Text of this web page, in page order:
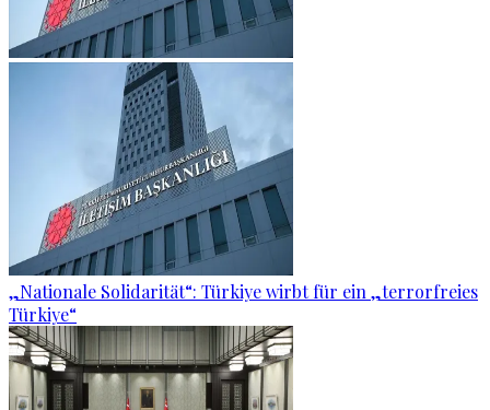
„Nationale Solidarität“: Türkiye wirbt für ein „terrorfreies
Türkiye“